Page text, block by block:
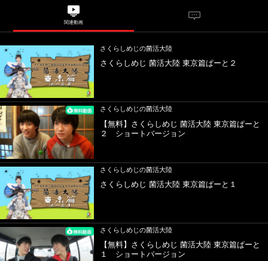
関連動画
さくらしめじの菌活大陸
さくらしめじ 菌活大陸 東京篇ぱーと２
さくらしめじの菌活大陸
【無料】さくらしめじ 菌活大陸 東京篇ぱーと
２ ショートバージョン
さくらしめじの菌活大陸
さくらしめじ 菌活大陸 東京篇ぱーと１
さくらしめじの菌活大陸
【無料】さくらしめじ 菌活大陸 東京篇ぱーと
１ ショートバージョン